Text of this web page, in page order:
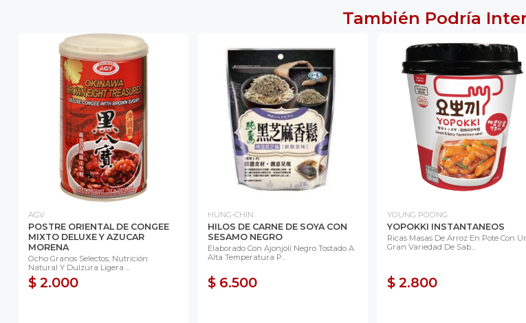
También Podría
AGV
POSTRE ORIENTAL DE CONGEE
MIXTO DELUXE Y AZUCAR
MORENA
Ocho Granos Selectos, Nutrición
Natural Y Dulzura Ligera ...
$ 2.000
HUNG-CHIN
HILOS DE CARNE DE SOYA CON
SESAMO NEGRO
Elaborado Con Ajonjolí Negro Tostado A
Alta Temperatura P...
$ 6.500
YOUNG POONG
YOPOKKI INSTANTANEOS
Ricas Masas De Arroz En Pote Con
Gran Variedad De Sab...
$ 2.800